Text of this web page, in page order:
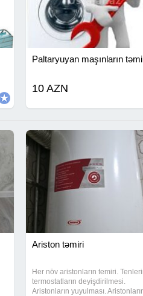
Paltaryuyan maşınların
10 AZN
Ariston təmiri
Her növ aristonların temiri.
termostatların deyişdirilmesi.
Aristonların yuyulması.